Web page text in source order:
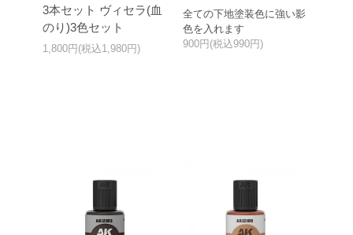
3本セット ヴィセラ(血
のり)3色セット
1,800円(税込1,980円)
全ての下地塗装色に強い影
色を入れます
900円(税込990円)